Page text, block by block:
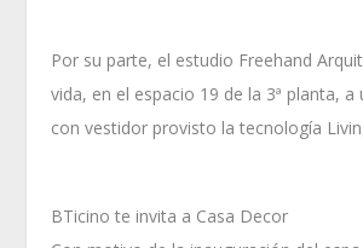
Por su parte, el estudio Freehand
vida, en el espacio 19 de la 3ª planta,
con vestidor provisto la tecnología
BTicino te invita a Casa Decor